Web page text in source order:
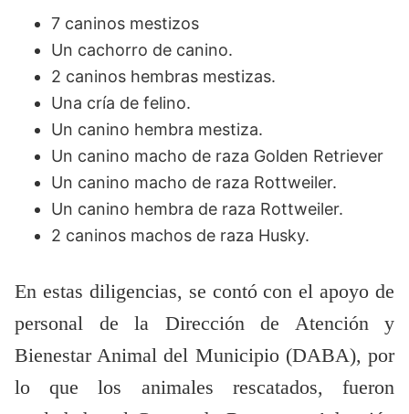
7 caninos mestizos
Un cachorro de canino.
2 caninos hembras mestizas.
Una cría de felino.
Un canino hembra mestiza.
Un canino macho de raza Golden Retriever
Un canino macho de raza Rottweiler.
Un canino hembra de raza Rottweiler.
2 caninos machos de raza Husky.
En estas diligencias, se contó con el apoyo de
personal de la Dirección de Atención y
Bienestar Animal del Municipio (DABA), por
lo que los animales rescatados, fueron